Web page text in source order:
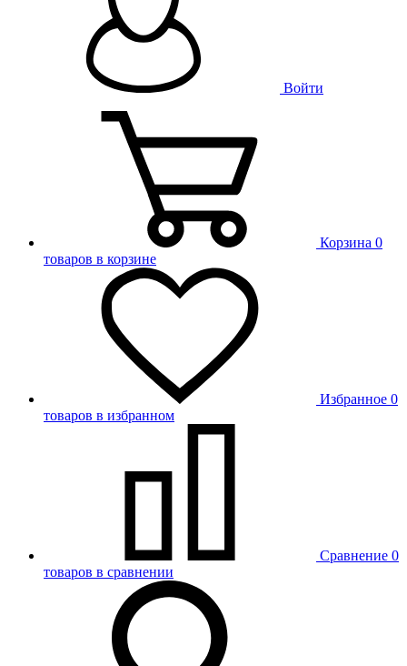
Войти
Корзина 0
товаров в корзине
Избранное 0
товаров в избранном
Сравнение 0
товаров в сравнении